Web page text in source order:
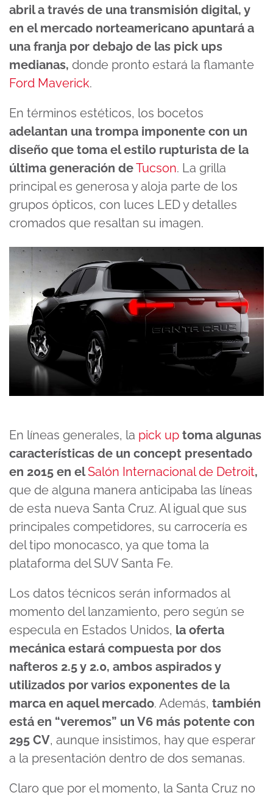
abril a través de una transmisión digital, y
en el mercado norteamericano apuntará a
una franja por debajo de las pick ups
medianas, donde pronto estará la flamante
Ford Maverick.
En términos estéticos, los bocetos
adelantan una trompa imponente con un
diseño que toma el estilo rupturista de la
última generación deTucson. La grilla
principal es generosa y aloja parte de los
grupos ópticos, con luces LED y detalles
cromados que resaltan su imagen.
En líneas generales, la pick up toma algunas
características de un concept presentado
en 2015 en elSalón Internacional de Detroit,
que de alguna manera anticipaba las líneas
de esta nueva Santa Cruz. Al igual que sus
principales competidores, su carrocería es
del tipo monocasco, ya que toma la
plataforma del SUV Santa Fe.
Los datos técnicos serán informados al
momento del lanzamiento, pero según se
especula en Estados Unidos, la oferta
mecánica estará compuesta por dos
nafteros 2.5 y 2.0, ambos aspirados y
utilizados por varios exponentes de la
marca en aquel mercado. Además, también
está en “veremos” un V6 más potente con
295 CV, aunque insistimos, hay que esperar
a la presentación dentro de dos semanas.
Claro que por el momento, la Santa Cruz no